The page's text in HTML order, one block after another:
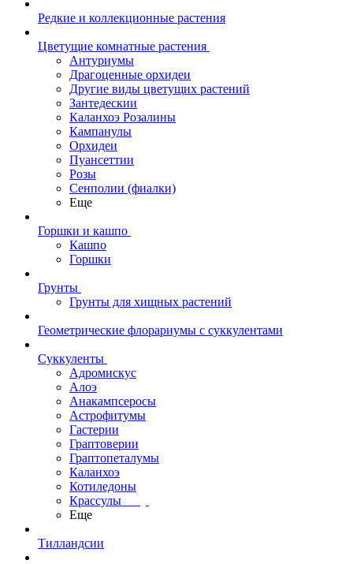
Редкие и коллекционные растения
Цветущие комнатные растения
Антуриумы
Драгоценные орхидеи
Другие виды цветущих растений
Зантедескии
Каланхоэ Розалины
Кампанулы
Орхидеи
Пуансеттии
Розы
Сенполии (фиалки)
Еще
Горшки и кашпо
Кашпо
Горшки
Грунты
Грунты для хищных растений
Геометрические флорариумы с суккулентами
Суккуленты
Адромискус
Алоэ
Анакампсеросы
Астрофитумы
Гастерии
Граптоверии
Граптопеталумы
Каланхоэ
Котиледоны
Крассулы
Еще
Тилландсии